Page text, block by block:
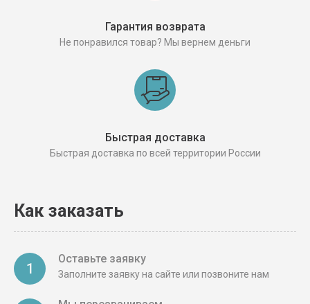
Гарантия возврата
Не понравился товар? Мы вернем деньги
Быстрая доставка
Быстрая доставка по всей территории России
Как заказать
1
Оставьте заявку
Заполните заявку на сайте или позвоните нам